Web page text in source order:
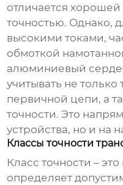
отличается
точностью. Однако,
высокими токами,
обмоткой
алюминиевый
учитывать не
первичной цепи, а
точности. Это
устройства, но и на
Классы точности
Класс точности –
определяет